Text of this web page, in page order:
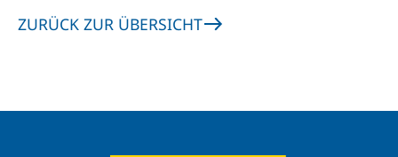
ZURÜCK ZUR ÜBERSICHT